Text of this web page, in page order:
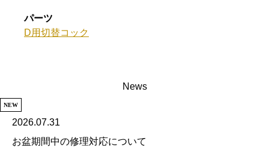
パーツ
D用切替コック
News
NEW
2026.07.31
お盆期間中の修理対応について